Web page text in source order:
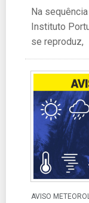
Na
Instituto
se reproduz,
AVISO